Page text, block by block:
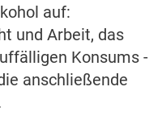
auf:
und Arbeit, das
Konsums -
anschließende